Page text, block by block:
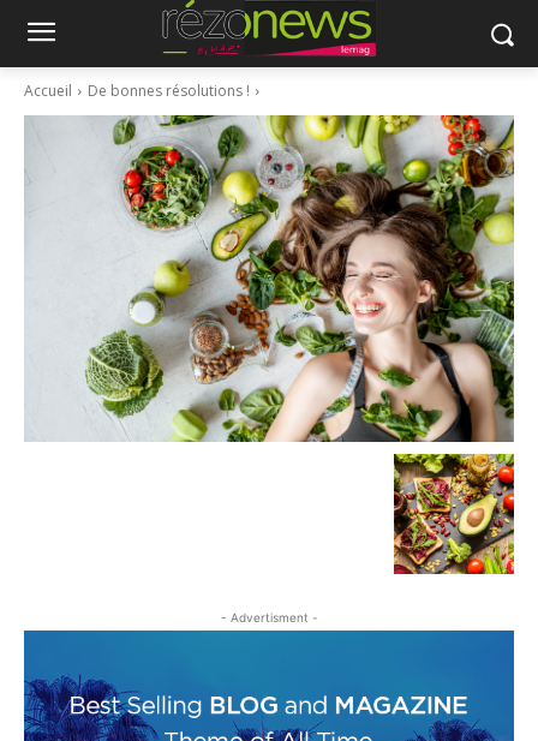
Accueil De bonnes résolutions !
- Advertisment -